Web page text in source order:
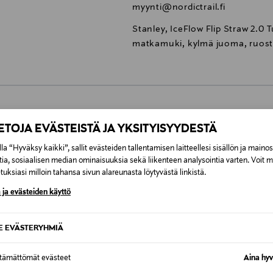
EVÄSTEISTÄ JA YKSITYISYYDESTÄ
“Hyväksy kaikki”, sallit evästeiden tallentamisen laitteellesi sisällön ja
sosiaalisen median ominaisuuksia sekä liikenteen analysointia varten. Voit
milloin tahansa sivun alareunasta löytyvästä linkistä.
ja evästeiden käyttö
EVÄSTERYHMIÄ
evästeet Aina
myynti@nordictrail.fi
Stanley, IceFlow Flip Straw 2.0
matkamuki, kylmä juoma,
0,00 €
0,00 € – 4,90 €
Alk. 6,90 €, kun toimitus on
tilaukseesi. Voit palauttaa tilaamasi tuotteen 30 vuorokauden
ilmoittaa palautuksesta etukäteen.
NÄISTÄ